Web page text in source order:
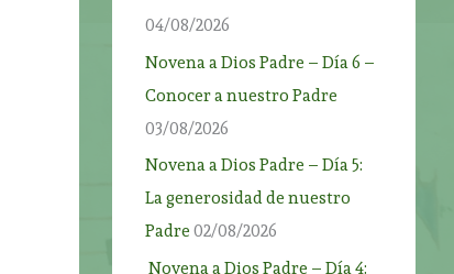
04/08/2026
Novena a Dios Padre – Día 6 –
Conocer a nuestro Padre
03/08/2026
Novena a Dios Padre – Día 5:
La generosidad de nuestro
Padre 02/08/2026
Novena a Dios Padre – Día 4: